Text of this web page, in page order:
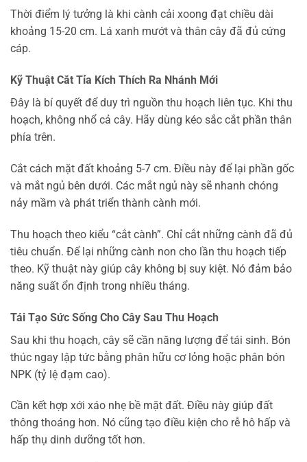
Thời điểm lý tưởng là khi cành cải xoong đạt chiều dài
khoảng 15-20 cm. Lá xanh mướt và thân cây đã đủ cứng
cáp.
Kỹ Thuật Cắt Tỉa Kích Thích Ra Nhánh Mới
Đây là bí quyết để duy trì nguồn thu hoạch liên tục. Khi thu
hoạch, không nhổ cả cây. Hãy dùng kéo sắc cắt phần thân
phía trên.
Cắt cách mặt đất khoảng 5-7 cm. Điều này để lại phần gốc
và mắt ngủ bên dưới. Các mắt ngủ này sẽ nhanh chóng
nảy mầm và phát triển thành cành mới.
Thu hoạch theo kiểu “cắt cành”. Chỉ cắt những cành đã đủ
tiêu chuẩn. Để lại những cành non cho lần thu hoạch tiếp
theo. Kỹ thuật này giúp cây không bị suy kiệt. Nó đảm bảo
năng suất ổn định trong nhiều tháng.
Tái Tạo Sức Sống Cho Cây Sau Thu Hoạch
Sau khi thu hoạch, cây sẽ cần năng lượng để tái sinh. Bón
thúc ngay lập tức bằng phân hữu cơ lỏng hoặc phân bón
NPK (tỷ lệ đạm cao).
Cần kết hợp xới xáo nhẹ bề mặt đất. Điều này giúp đất
thông thoáng hơn. Nó cũng tạo điều kiện cho rễ hô hấp và
hấp thụ dinh dưỡng tốt hơn.